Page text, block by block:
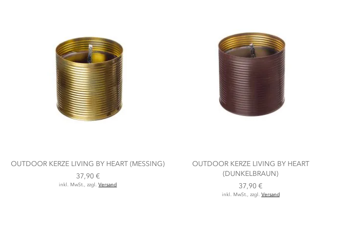
OUTDOOR KERZE LIVING BY HEART (MESSING)
37,90 €
inkl. MwSt., zzgl.Versand
OUTDOOR KERZE LIVING BY HEART
(DUNKELBRAUN)
37,90 €
inkl. MwSt., zzgl. Versand